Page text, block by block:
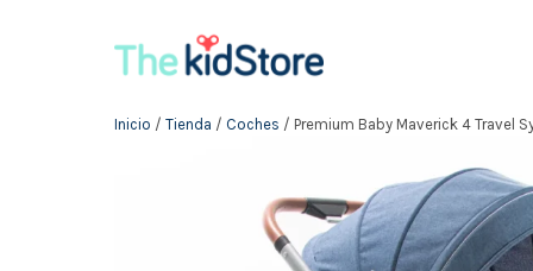
Inicio / Tienda / Coches / Premium Baby Maverick 4 Travel